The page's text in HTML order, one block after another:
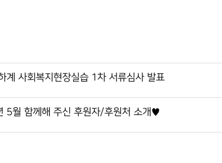
계 사회복지현장실습 1차 서류심사 발표
월 함께해 주신 후원자/후원처 소개♥